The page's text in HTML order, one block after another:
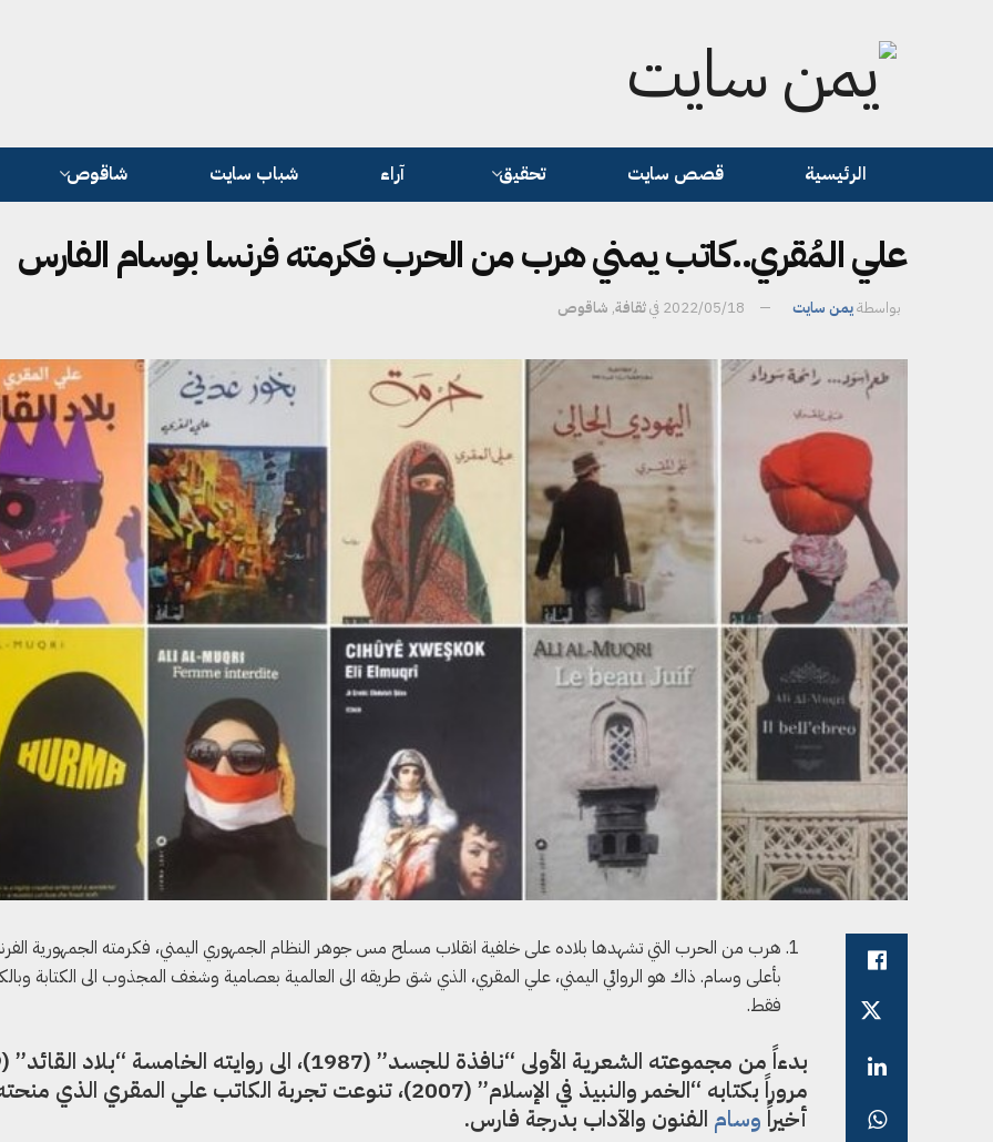
الرئيسية قصص سايت تحقيق آراء شباب سايت شاقوص
علي المُقري..كاتب يمني هرب من الحرب فكرمته فرنسا بوسام الفارس
بواسطةيمن سايت 2022/05/18 فيثقافة, شاقوص
هرب من الحرب التي تشهدها بلاده على خلفية انقلاب مسلح مس جوهر النظام الجمهوري اليمني، فكرمته الجمهورية
بأعلى وسام. ذاك هو الروائي اليمني، علي المقري، الذي شق طريقه الى العالمية بعصامية وشغف المجذوب الى الكتابة
فقط.
مروراً بكتابه “الخمر والنبيذ في الإسلام” (2007)، تنوعت تجربة الكاتب علي المقري
أخيراً وسام الفنون والآداب بدرجة فارس.